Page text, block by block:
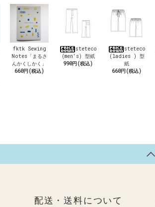
fktk Sewing
Notes「まるさ
んかくしかく」
660円(税込)
steteco
(men's) 型紙
990円(税込)
steteco
(ladies ) 型
紙
660円(税込)
配送・送料について